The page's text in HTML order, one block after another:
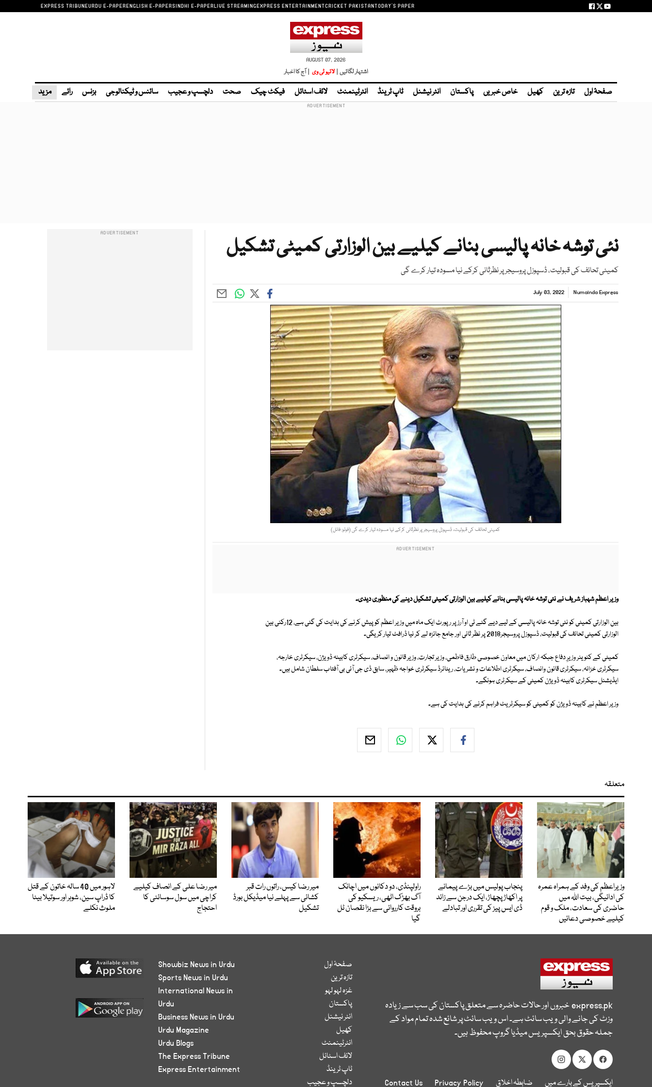
EXPRESS TRIBUNEURDU E-PAPERENGLISH E-PAPERSINDHI E-PAPERLIVE STREAMINGEXPRESS ENTERTAINMENTCRICKET PAKISTANTODAY'S PAPER
AUGUST 07, 2026
اشتہار لگائیں | لائیو ٹی وی | آج کا اخبار
صفحۂ اول تازہ ترین کھیل خاص خبریں پاکستان انٹر نیشنل ٹاپ ٹرینڈ انٹرٹینمنٹ لائف اسٹائل فیکٹ چیک صحت دلچسپ و عجیب سائنس و ٹیکنالوجی بزنس رائے مزید
نئی توشہ خانہ پالیسی بنانے کیلیے بین الوزارتی کمیٹی تشکیل
کمیٹی تحائف کی قبولیت، ڈسپوزل پروسیجر پر نظرثانی کرکے نیا مسودہ تیار کرے گی
Numainda Express
July 03, 2022
کمیٹی تحائف کی قبولیت، ڈسپوزل پروسیجر پر نظرثانی کرکے نیا مسودہ تیار کرے گی (فوٹو: فائل)
وزیر اعظم شہباز شریف نے نئی توشہ خانہ پالیسی بنانے کیلیے بین الوزارتی کمیٹی تشکیل دینے کی منظوری دیدی۔
بین الوزارتی کمیٹی کو نئی توشہ خانہ پالیسی کے لیے دیے گئے ٹی او آرز پر رپورٹ ایک ماہ میں وزیر اعظم کو پیش کرنے کی ہدایت کی گئی ہے، 12رکنی بین
الوزارتی کمیٹی تحائف کی قبولیت، ڈسپوزل پروسیجر2018 پر نظر ثانی اور جامع جائزہ لے کر نیا ڈرافٹ تیار کریگی۔
کمیٹی کے کنوینر وزیرِ دفاع جبکہ ارکان میں معاون خصوصی طارق فاطمی، وزیر تجارت، وزیر قانون و انصاف، سیکرٹری کابینہ ڈویژن، سیکرٹری خارجہ،
سیکرٹری خزانہ، سیکرٹری قانون وانصاف، سیکرٹری اطلاعات و نشریات، ریٹائرڈ سیکرٹری خواجہ ظہیر، سابق ڈی جی آئی بی آفتاب سلطان شامل ہیں۔
ایڈیشنل سیکرٹری کابینہ ڈویژن کمیٹی کے سیکرٹری ہونگے۔
وزیر اعظم نے کابینہ ڈویژن کو کمیٹی کو سیکرٹریٹ فراہم کرنے کی ہدایت کی ہے۔
متعلقہ
وزیراعظم کی وفد کے ہمراہ عمرہ
کی ادائیگی، بیت اللہ میں
حاضری کی سعادت، ملک و قوم
کیلیے خصوصی دعائیں
پنجاب پولیس میں بڑے پیمانے
پر اکھاڑ پچھاڑ، ایک درجن سے زائد
ڈی ایس پیز کی تقرری اور تبادلے
راولپنڈی، دو دکانوں میں اچانک
آگ بھڑک اٹھی، ریسکیو کی
بروقت کارروائی سے بڑا نقصان ٹل
گیا
میر رضا کیس، راتوں رات قبر
کشائی سے پہلے نیا میڈیکل بورڈ
تشکیل
میر رضا علی کے انصاف کیلیے
کراچی میں سول سوسائٹی کا
احتجاج
لاہور میں 40 سالہ خاتون کے قتل
کا ڈراپ سین، شوہر اور سوتیلا بیٹا
ملوث نکلے
express.pkخبروں اور حالات حاضرہ سے متعلق پاکستان کی سب سے زیادہ
وزٹ کی جانے والی ویب سائٹ ہے۔ اس ویب سائٹ پر شائع شدہ تمام مواد کے
جملہ حقوق بحق ایکسپریس میڈیا گروپ محفوظ ہیں۔
ایکسپریس کے بارے میں ضابطہ اخلاق Privacy Policy
Contact Us
صفحۂ اول
تازہ ترین
غزہ لہو لہو
پاکستان
انٹر نیشنل
کھیل
انٹرٹینمنٹ
لائف اسٹائل
ٹاپ ٹرینڈ
دلچسپ و عجیب
Showbiz News in Urdu
Sports News in Urdu
International News in
Urdu
Business News in Urdu
Urdu Magazine
Urdu Blogs
The Express Tribune
Express Entertainment